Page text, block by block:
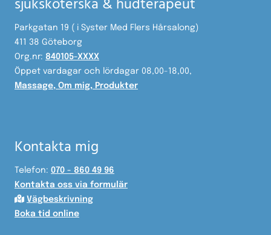
sjuksköterska & hudterapeut
Parkgatan 19 ( i Syster Med Flers Hårsalong)
411 38 Göteborg
Org.nr: 840105-XXXX
Öppet vardagar och lördagar 08,00-18,00,
Massage, Om mig, Produkter
Kontakta mig
Telefon: 070 - 860 49 96
Kontakta oss via formulär
 Vägbeskrivning
Boka tid online